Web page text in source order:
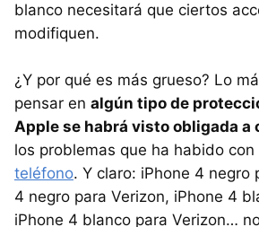
blanco necesitará que ciertos
modifiquen.
¿Y por qué es más grueso? Lo
pensar en algún tipo de
Apple se habrá visto obligada a
los problemas que ha habido con
teléfono. Y claro: iPhone 4 negro
4 negro para Verizon, iPhone 4
iPhone 4 blanco para Verizon…